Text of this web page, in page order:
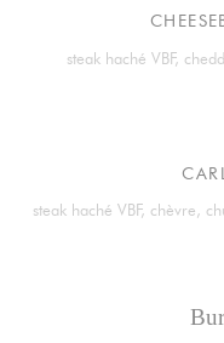
steak haché VBF,
steak haché VBF, chèvre,